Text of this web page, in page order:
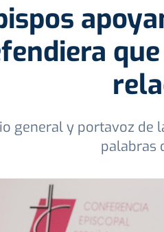
general y portavoz de
palabras